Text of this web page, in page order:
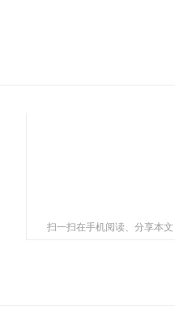
扫一扫在手机阅读、分享本文